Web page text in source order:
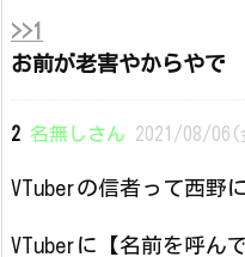
>>1
お前が老害やからやで
2 名無しさん 2021/08/06(
VTuberの信者って西野
VTuberに【名前を呼ん